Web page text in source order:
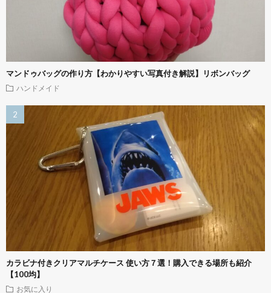
マンドゥバッグの作り方【わかりやすい写真付き解説】リボンバッグ
ハンドメイド
カラビナ付きクリアマルチケース 使い方７選！購入できる場所も紹介
【100均】
お気に入り